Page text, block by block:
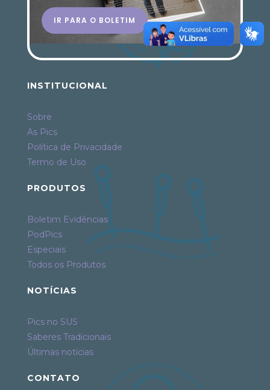
IR PARA O BOLETIM
INSTITUCIONAL
Sobre
As Pics
Política de Privacidade
Termo de Uso
PRODUTOS
Boletim Evidências
PodPics
Especiais
Todos os Produtos
NOTÍCIAS
Pics no SUS
Saberes Tradicionais
Últimas notícias
CONTATO